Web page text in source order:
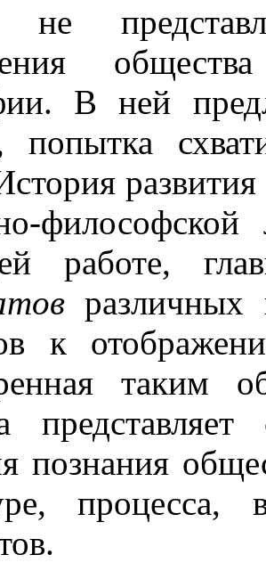
не
В ней
попытка
философской
работе,
различных
к
таким
познания